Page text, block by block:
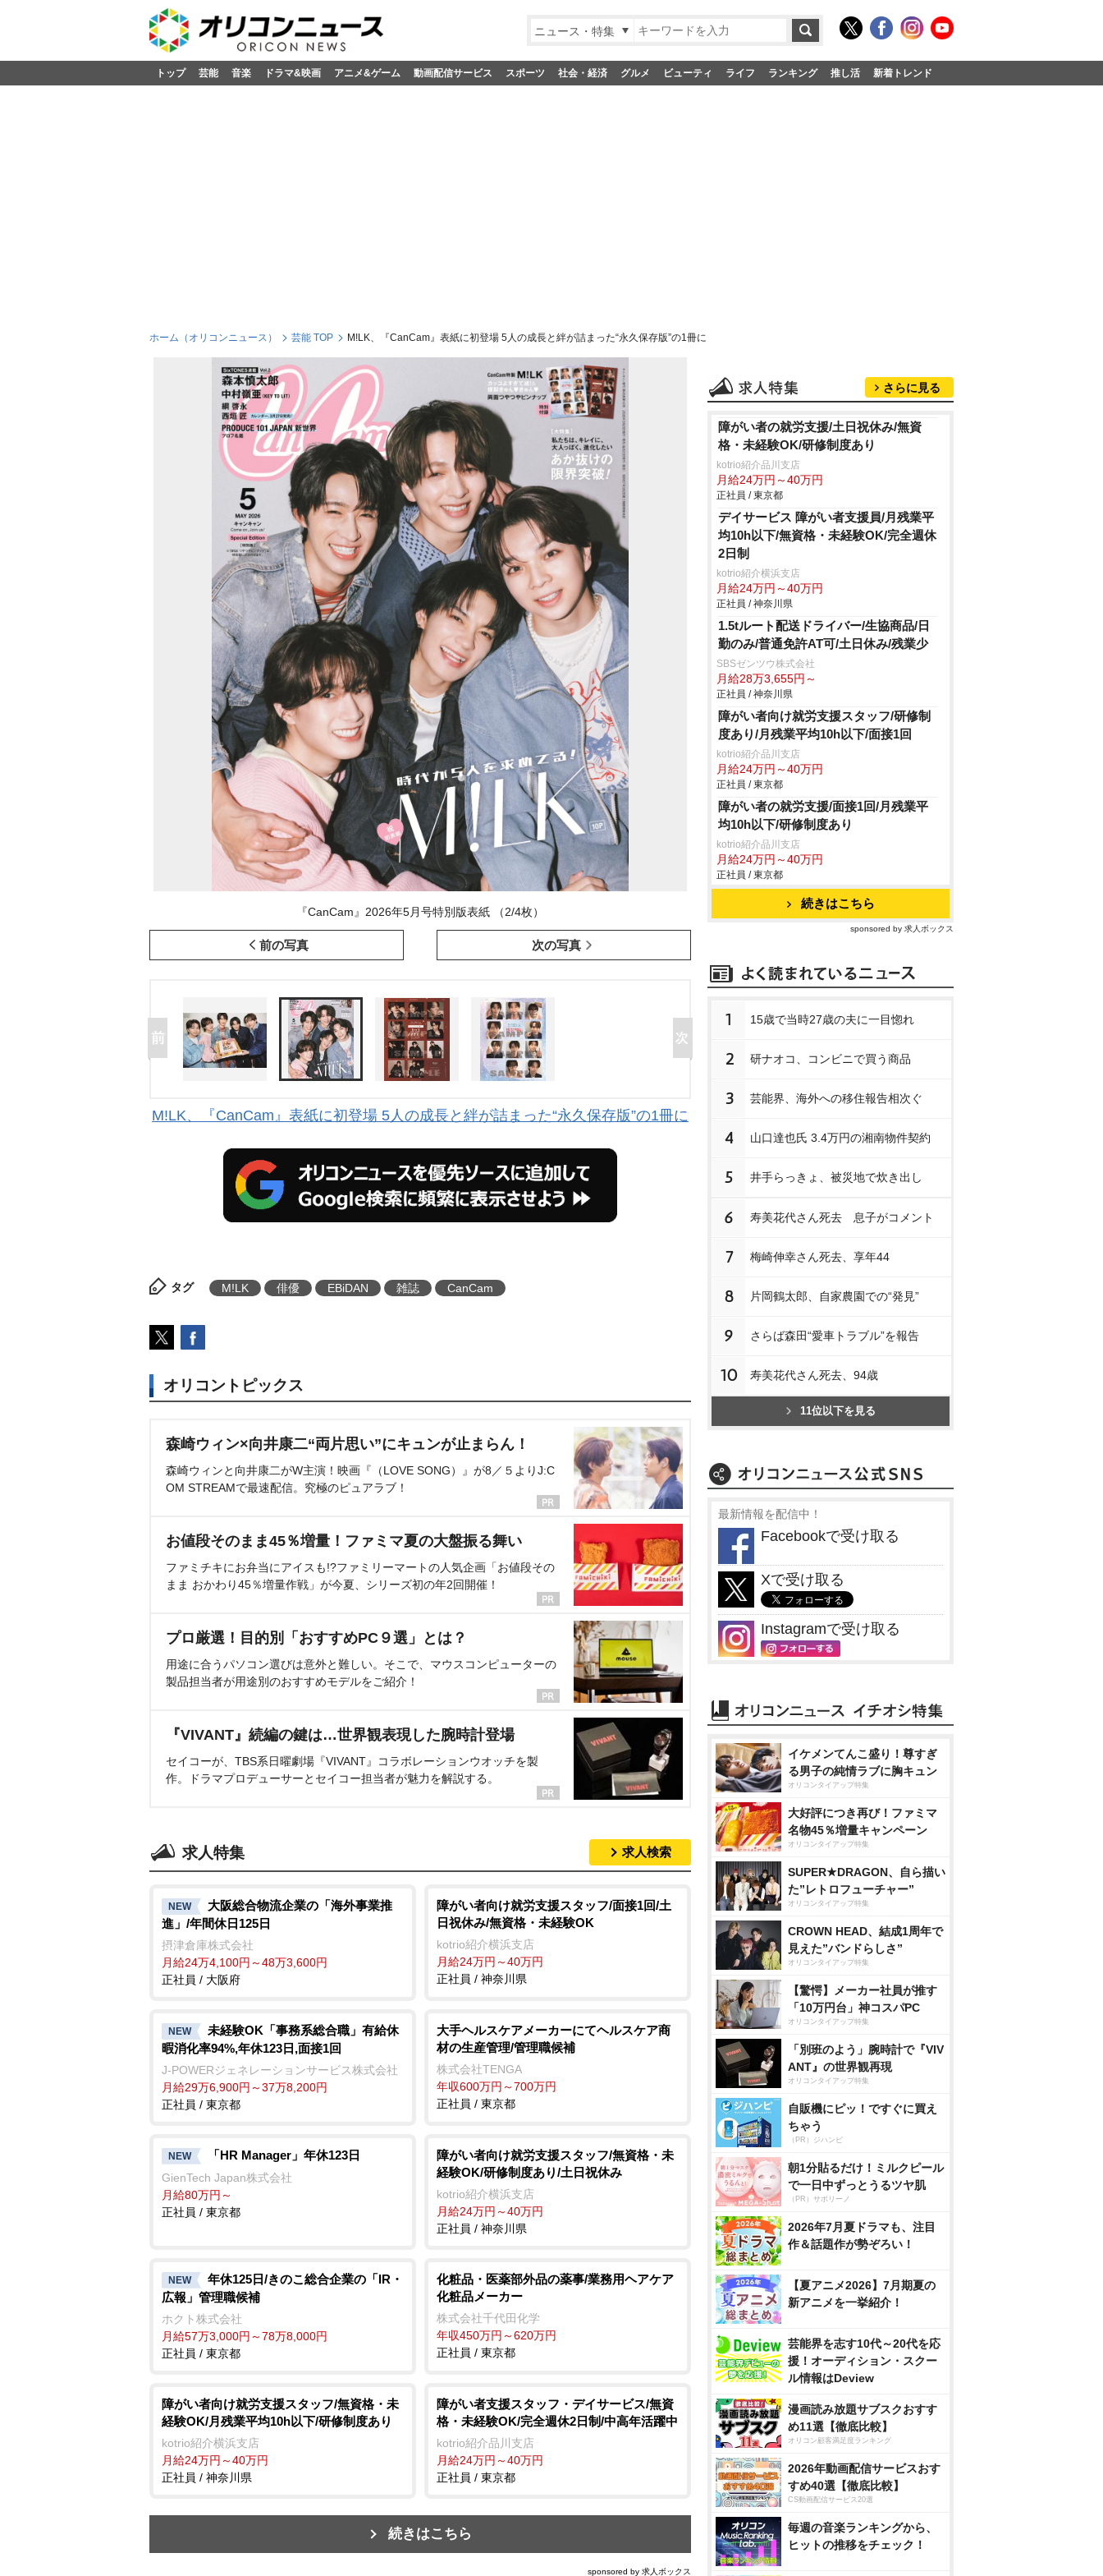
ニュース・特集
トップ 芸能 音楽 ドラマ&映画 アニメ&ゲーム 動画配信サービス スポーツ 社会・経済 グルメ ビューティ ライフ ランキング 推し活 新着トレンド
ホーム（オリコンニュース） 芸能 TOP M!LK、『CanCam』表紙に初登場 5人の成長と絆が詰まった“永久保存版”の1冊に
『CanCam』2026年5月号特別版表紙 （2/4枚）
前の写真 次の写真
M!LK、『CanCam』表紙に初登場 5人の成長と絆が詰まった“永久保存版”の1冊に
タグ M!LK 俳優 EBiDAN 雑誌 CanCam
オリコントピックス
森崎ウィン×向井康二“両片思い”にキュンが止まらん！
森崎ウィンと向井康二がW主演！映画『（LOVE SONG）』が8／５よりJ:C
OM STREAMで最速配信。究極のピュアラブ！
お値段そのまま45％増量！ファミマ夏の大盤振る舞い
ファミチキにお弁当にアイスも!?ファミリーマートの人気企画「お値段その
まま おかわり45％増量作戦」が今夏、シリーズ初の年2回開催！
プロ厳選！目的別「おすすめPC９選」とは？
用途に合うパソコン選びは意外と難しい。そこで、マウスコンピューターの
製品担当者が用途別のおすすめモデルをご紹介！
『VIVANT』続編の鍵は…世界観表現した腕時計登場
セイコーが、TBS系日曜劇場『VIVANT』コラボレーションウオッチを製
作。ドラマプロデューサーとセイコー担当者が魅力を解説する。
求人特集 求人検索
NEW
大阪総合物流企業の「海外事業推
進」/年間休日125日
摂津倉庫株式会社
月給24万4,100円～48万3,600円
正社員 / 大阪府
障がい者向け就労支援スタッフ/面接1回/土
日祝休み/無資格・未経験OK
kotrio紹介横浜支店
月給24万円～40万円
正社員 / 神奈川県
NEW
未経験OK「事務系総合職」有給休
暇消化率94%,年休123日,面接1回
J-POWERジェネレーションサービス株式会社
月給29万6,900円～37万8,200円
正社員 / 東京都
大手ヘルスケアメーカーにてヘルスケア商
材の生産管理/管理職候補
株式会社TENGA
年収600万円～700万円
正社員 / 東京都
NEW 「HR Manager」年休123日
GienTech Japan株式会社
月給80万円～
正社員 / 東京都
障がい者向け就労支援スタッフ/無資格・未
経験OK/研修制度あり/土日祝休み
kotrio紹介横浜支店
月給24万円～40万円
正社員 / 神奈川県
NEW
年休125日/きのこ総合企業の「IR・
広報」管理職候補
ホクト株式会社
月給57万3,000円～78万8,000円
正社員 / 東京都
化粧品・医薬部外品の薬事/業務用ヘアケア
化粧品メーカー
株式会社千代田化学
年収450万円～620万円
正社員 / 東京都
障がい者向け就労支援スタッフ/無資格・未
経験OK/月残業平均10h以下/研修制度あり
kotrio紹介横浜支店
月給24万円～40万円
正社員 / 神奈川県
障がい者支援スタッフ・デイサービス/無資
格・未経験OK/完全週休2日制/中高年活躍中
kotrio紹介品川支店
月給24万円～40万円
正社員 / 東京都
続きはこちら
sponsored by 求人ボックス
さらに見る
障がい者の就労支援/土日祝休み/無資
格・未経験OK/研修制度あり
kotrio紹介品川支店
月給24万円～40万円
正社員 / 東京都
デイサービス 障がい者支援員/月残業平
均10h以下/無資格・未経験OK/完全週休
2日制
kotrio紹介横浜支店
月給24万円～40万円
正社員 / 神奈川県
1.5tルート配送ドライバー/生協商品/日
勤のみ/普通免許AT可/土日休み/残業少
SBSゼンツウ株式会社
月給28万3,655円～
正社員 / 神奈川県
障がい者向け就労支援スタッフ/研修制
度あり/月残業平均10h以下/面接1回
kotrio紹介品川支店
月給24万円～40万円
正社員 / 東京都
障がい者の就労支援/面接1回/月残業平
均10h以下/研修制度あり
kotrio紹介品川支店
月給24万円～40万円
正社員 / 東京都
続きはこちら
sponsored by 求人ボックス
1 15歳で当時27歳の夫に一目惚れ
2 研ナオコ、コンビニで買う商品
3 芸能界、海外への移住報告相次ぐ
4 山口達也氏 3.4万円の湘南物件契約
5 井手らっきょ、被災地で炊き出し
6 寿美花代さん死去 息子がコメント
7 梅崎伸幸さん死去、享年44
8 片岡鶴太郎、自家農園での“発見”
9 さらば森田“愛車トラブル”を報告
10 寿美花代さん死去、94歳
11位以下を見る
最新情報を配信中！
Facebookで受け取る
Xで受け取る
Instagramで受け取る
イケメンてんこ盛り！尊すぎ
る男子の純情ラブに胸キュン
オリコンタイアップ特集
大好評につき再び！ファミマ
名物45％増量キャンペーン
オリコンタイアップ特集
SUPER★DRAGON、自ら描い
た”レトロフューチャー”
オリコンタイアップ特集
CROWN HEAD、結成1周年で
見えた”バンドらしさ”
オリコンタイアップ特集
【驚愕】メーカー社員が推す
「10万円台」神コスパPC
オリコンタイアップ特集
「別班のよう」腕時計で『VIV
ANT』の世界観再現
オリコンタイアップ特集
自販機にピッ！ですぐに買え
ちゃう
（PR）ジハンピ
朝1分貼るだけ！ミルクピール
で一日中ずっとうるツヤ肌
（PR）サボリーノ
2026年7月夏ドラマも、注目
作＆話題作が勢ぞろい！
【夏アニメ2026】7月期夏の
新アニメを一挙紹介！
芸能界を志す10代～20代を応
援！オーディション・スクー
ル情報はDeview
漫画読み放題サブスクおすす
め11選【徹底比較】
オリコン顧客満足度ランキング
2026年動画配信サービスおす
すめ40選【徹底比較】
CS動画配信サービス20選
毎週の音楽ランキングから、
ヒットの推移をチェック！